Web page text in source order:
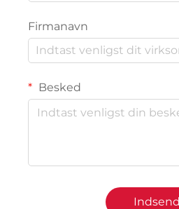
Firmanavn
Besked
Indsend